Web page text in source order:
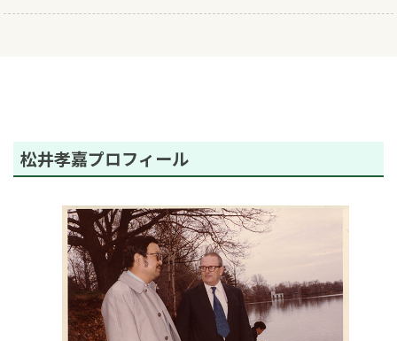
松井孝嘉プロフィール